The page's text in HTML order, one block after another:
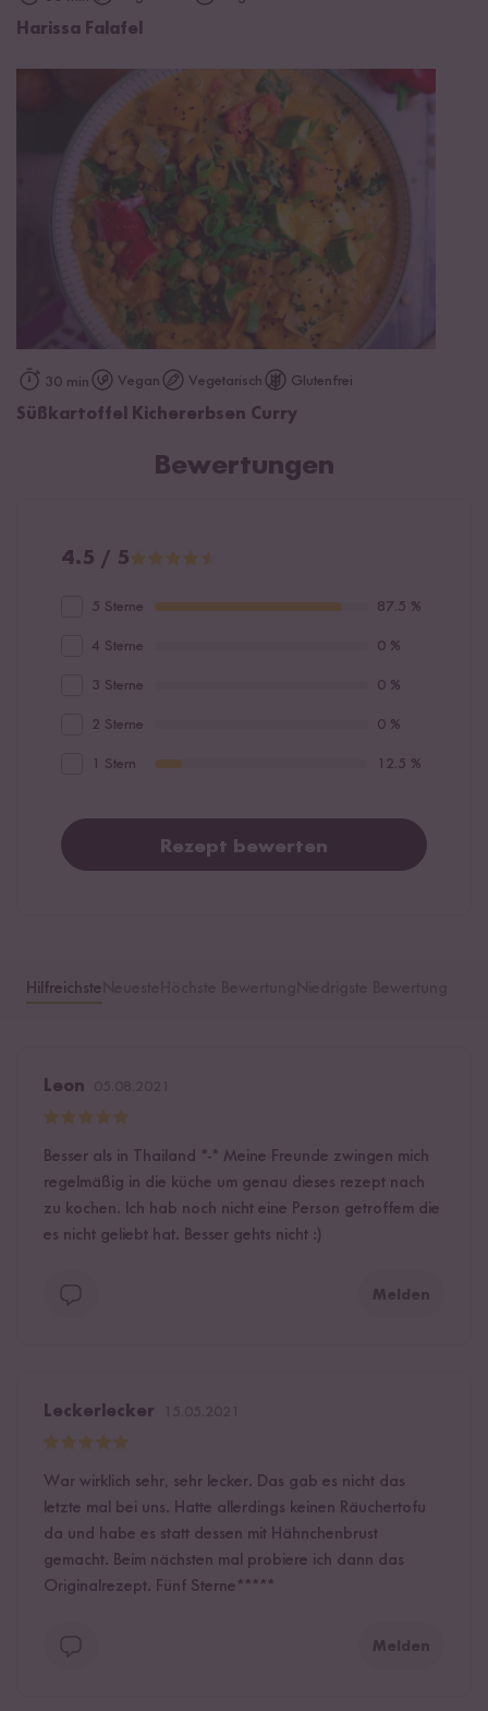
Harissa Falafel
30 min Vegan Vegetarisch Glutenfrei
Süßkartoffel Kichererbsen Curry
Bewertungen
4.5 / 5
5 Sterne 87.5 %
4 Sterne 0 %
3 Sterne 0 %
2 Sterne 0 %
1 Stern 12.5 %
Rezept bewerten
Hilfreichste
Leon
Besser als in Thailand *-* Meine Freunde zwingen mich
regelmäßig in die küche um genau dieses rezept nach
zu kochen. Ich hab noch nicht eine Person getroffem die
es nicht geliebt hat. Besser gehts nicht :)
Melden
Leckerlecker
War wirklich sehr, sehr lecker. Das gab es nicht das
letzte mal bei uns. Hatte allerdings keinen Räuchertofu
da und habe es statt dessen mit Hähnchenbrust
gemacht. Beim nächsten mal probiere ich dann das
Originalrezept. Fünf Sterne*****
Melden